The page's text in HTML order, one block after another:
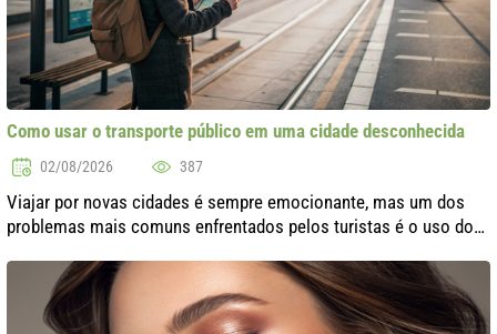
Como usar o transporte público em uma cidade desconhecida
02/08/2026 387
Viajar por novas cidades é sempre emocionante, mas um dos
problemas mais comuns enfrentados pelos turistas é o uso do
desconhecido, escolher a rota c..